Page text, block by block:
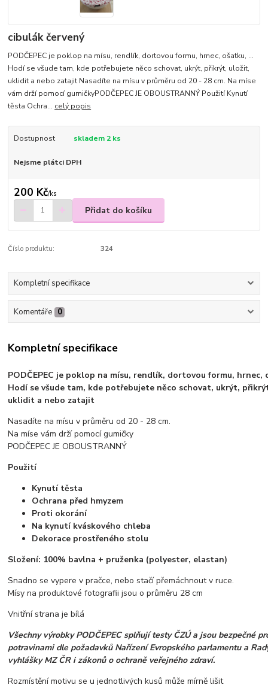
cibulák červený
PODČEPEC je poklop na mísu, rendlík, dortovou formu, hrnec, ošatku, ...
Hodí se všude tam, kde potřebujete něco schovat, ukrýt, přikrýt, uložit,
uklidit a nebo zatajit Nasadíte na mísu v průměru od 20 - 28 cm. Na míse
vám drží pomocí gumičkyPODČEPEC JE OBOUSTRANNÝ Použití Kynutí
těsta Ochra... celý popis
Dostupnost skladem 2 ks
Nejsme plátci DPH
200 Kč/ks
Přidat do košíku
Číslo produktu: 324
Kompletní specifikace
Komentáře 0
Kompletní specifikace
PODČEPEC je poklop na mísu, rendlík, dortovou formu, hrnec,
Hodí se všude tam, kde potřebujete něco schovat, ukrýt,
uklidit a nebo zatajit
Nasadíte na mísu v průměru od 20 - 28 cm.
Na míse vám drží pomocí gumičky
PODČEPEC JE OBOUSTRANNÝ
Použití
Kynutí těsta
Ochrana před hmyzem
Proti okorání
Na kynutí kváskového chleba
Dekorace prostřeného stolu
Složení: 100% bavlna + pruženka (polyester, elastan)
Snadno se vypere v pračce, nebo stačí přemáchnout v ruce.
Mísy na produktové fotografii jsou o průměru 28 cm
Vnitřní strana je bílá
Všechny výrobky PODČEPEC splňují testy ČZÚ a jsou bezpečné
potravinami dle požadavků Nařízení Evropského parlamentu a
vyhlášky MZ ČR i zákonů o ochraně veřejného zdraví.
Rozmístění motivu se u jednotlivých kusů může mírně lišit